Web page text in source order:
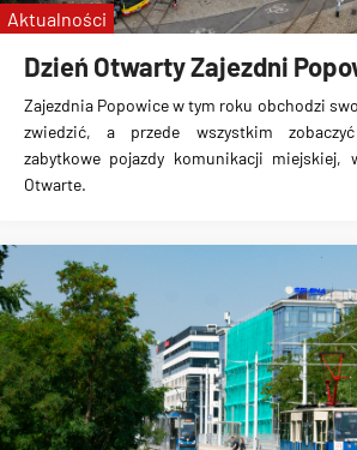
Dzień Otwarty Zajezdni
Zajezdnia Popowice w tym roku obchodzi
zwiedzić, a przede wszystkim
zabytkowe pojazdy komunikacji miejskiej,
Otwarte.
Aktualności